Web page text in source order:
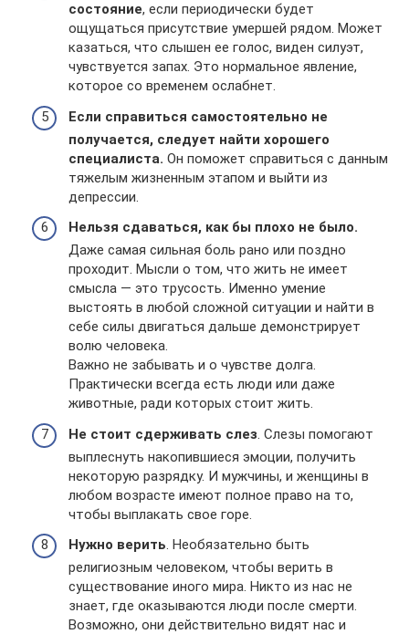
состояние, если периодически будет
ощущаться присутствие умершей рядом. Может
казаться, что слышен ее голос, виден силуэт,
чувствуется запах. Это нормальное явление,
которое со временем ослабнет.
Если справиться самостоятельно не
получается, следует найти хорошего
специалиста. Он поможет справиться с данным
тяжелым жизненным этапом и выйти из
депрессии.
Нельзя сдаваться, как бы плохо не было.
Даже самая сильная боль рано или поздно
проходит. Мысли о том, что жить не имеет
смысла — это трусость. Именно умение
выстоять в любой сложной ситуации и найти в
себе силы двигаться дальше демонстрирует
волю человека.
Важно не забывать и о чувстве долга.
Практически всегда есть люди или даже
животные, ради которых стоит жить.
Не стоит сдерживать слез . Слезы помогают
выплеснуть накопившиеся эмоции, получить
некоторую разрядку. И мужчины, и женщины в
любом возрасте имеют полное право на то,
чтобы выплакать свое горе.
Нужно верить. Необязательно быть
религиозным человеком, чтобы верить в
существование иного мира. Никто из нас не
знает, где оказываются люди после смерти.
Возможно, они действительно видят нас и